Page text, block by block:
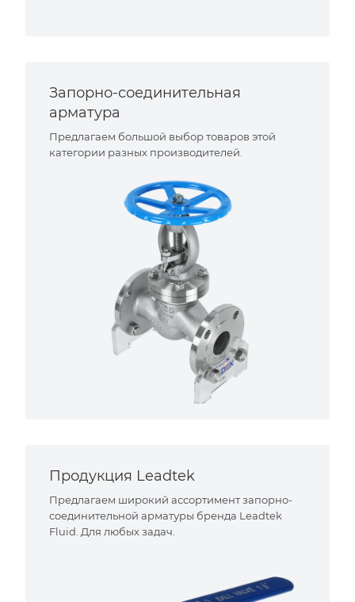
Запорно-соединительная
арматура
Предлагаем большой выбор товаров этой
категории разных производителей.
Продукция Leadtek
Предлагаем широкий ассортимент запорно-
соединительной арматуры бренда Leadtek
Fluid. Для любых задач.